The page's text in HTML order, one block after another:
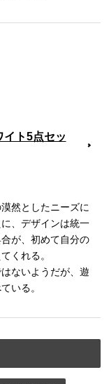
ト5点セッ
然としたニーズに
、デザインは統一
が、初めて自分の
くれる。
ないようだが、遊
いる。